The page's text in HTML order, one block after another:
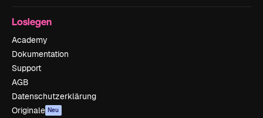
Loslegen
Academy
Dokumentation
Support
AGB
Datenschutzerklärung
Originale Neu